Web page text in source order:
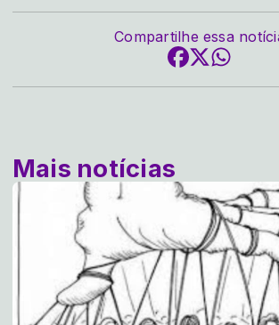
Compartilhe essa
Mais notícias